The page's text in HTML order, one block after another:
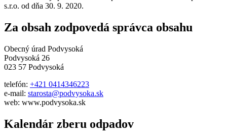
s.r.o. od dňa 30. 9. 2020.
Za obsah zodpovedá správca obsahu
Obecný úrad Podvysoká
Podvysoká 26
023 57 Podvysoká
telefón: +421 0414346223
e-mail: starosta@podvysoka.sk
web: www.podvysoka.sk
Kalendár zberu odpadov